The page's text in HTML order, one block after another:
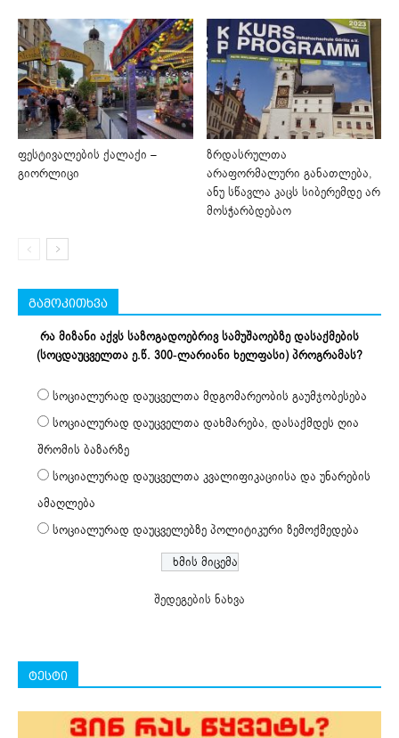
ფესტივალების ქალაქი –
გიორლიცი
ზრდასრულთა
არაფორმალური განათლება,
ანუ სწავლა კაცს სიბერემდე არ
მოსჭარბდებაო
გამოკითხვა
რა მიზანი აქვს საზოგადოებრივ სამუშაოებზე დასაქმების
(სოცდაუცველთა ე.წ. 300-ლარიანი ხელფასი) პროგრამას?
სოციალურად დაუცველთა მდგომარეობის გაუმჯობესება
სოციალურად დაუცველთა დახმარება, დასაქმდეს ღია
შრომის ბაზარზე
სოციალურად დაუცველთა კვალიფიკაციისა და უნარების
ამაღლება
სოციალურად დაუცველებზე პოლიტიკური ზემოქმედება
შედეგების ნახვა
ტესტი